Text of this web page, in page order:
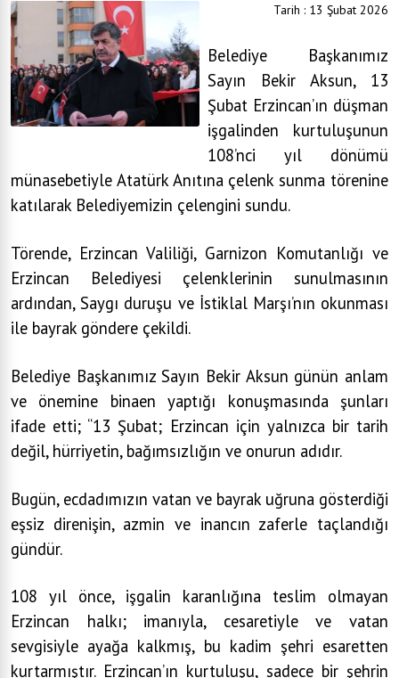
Tarih : 13 Şubat 2026
Belediye Başkanımız
Sayın Bekir Aksun, 13
Şubat Erzincan’ın düşman
işgalinden kurtuluşunun
108’nci yıl dönümü
münasebetiyle Atatürk Anıtına çelenk sunma törenine
katılarak Belediyemizin çelengini sundu.
Törende, Erzincan Valiliği, Garnizon Komutanlığı ve
Erzincan Belediyesi çelenklerinin sunulmasının
ardından, Saygı duruşu ve İstiklal Marşı’nın okunması
ile bayrak göndere çekildi.
Belediye Başkanımız Sayın Bekir Aksun günün anlam
ve önemine binaen yaptığı konuşmasında şunları
ifade etti; “13 Şubat; Erzincan için yalnızca bir tarih
değil, hürriyetin, bağımsızlığın ve onurun adıdır.
Bugün, ecdadımızın vatan ve bayrak uğruna gösterdiği
eşsiz direnişin, azmin ve inancın zaferle taçlandığı
gündür.
108 yıl önce, işgalin karanlığına teslim olmayan
Erzincan halkı; imanıyla, cesaretiyle ve vatan
sevgisiyle ayağa kalkmış, bu kadim şehri esaretten
kurtarmıştır. Erzincan’ın kurtuluşu, sadece bir şehrin